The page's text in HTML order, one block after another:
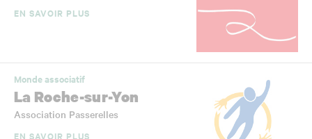
EN SAVOIR PLUS
Monde associatif
La Roche-sur-Yon
Association Passerelles
EN SAVOIR PLUS